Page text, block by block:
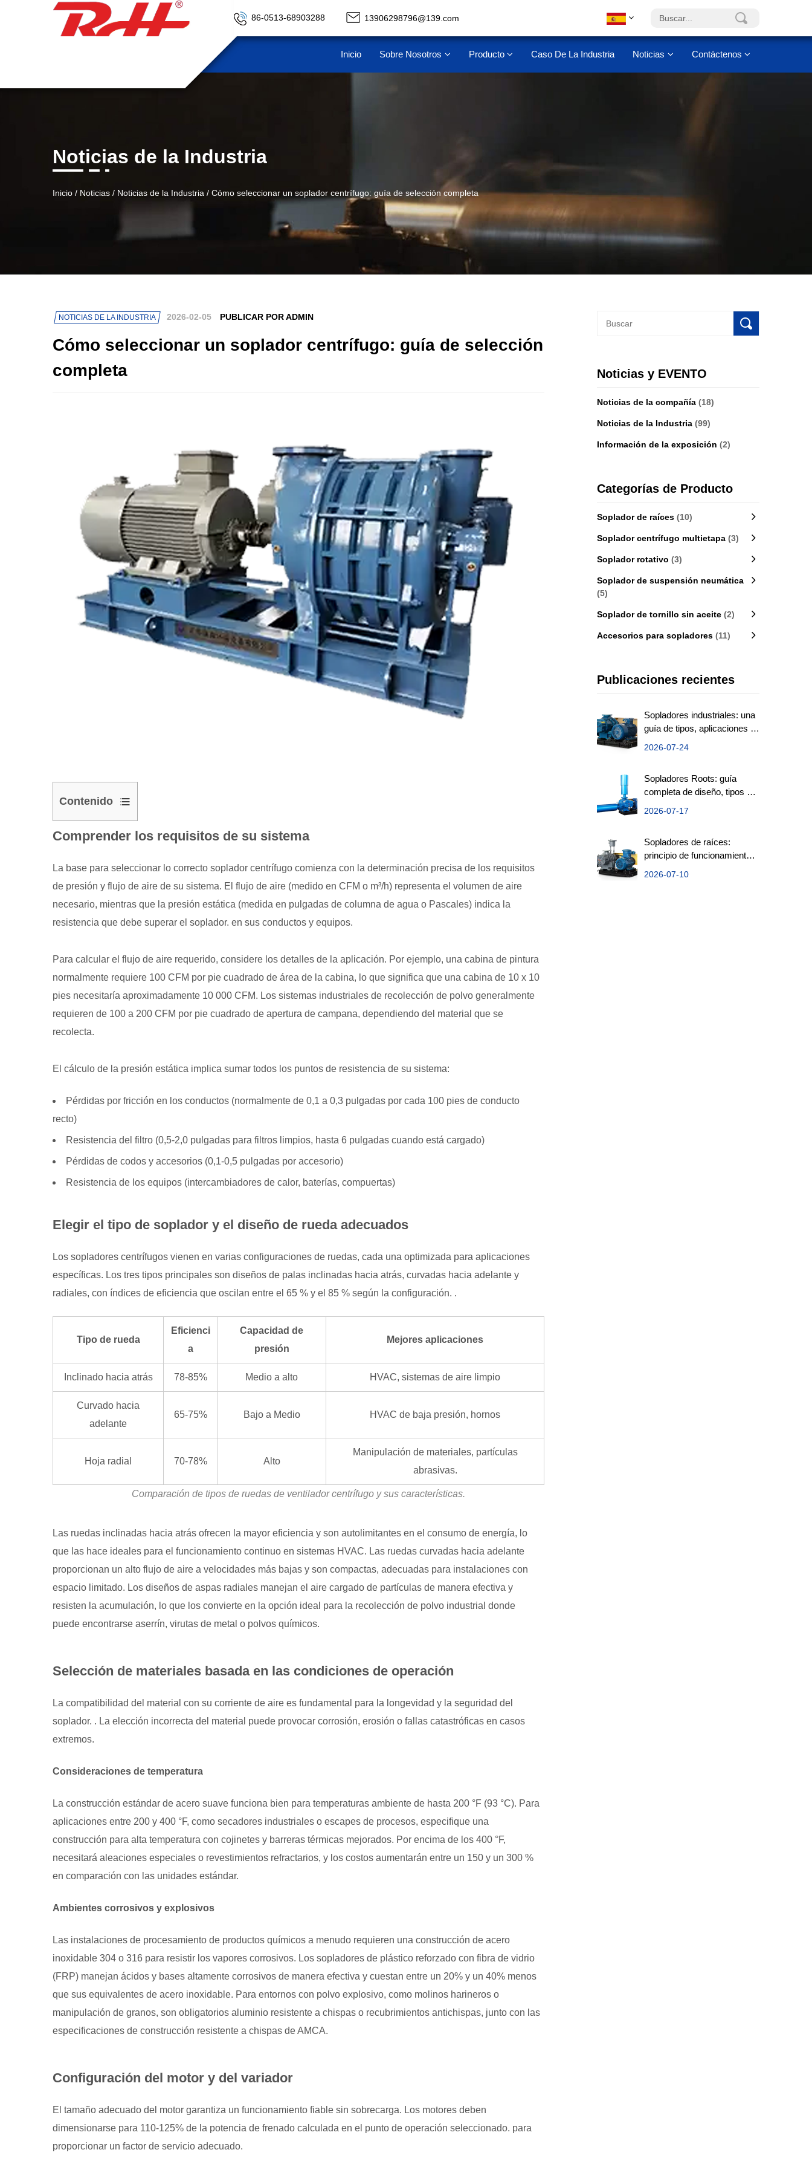
86-0513-68903288 13906298796@139.com
Inicio Sobre Nosotros Producto Caso De La Industria Noticias Contáctenos
Noticias de la Industria
Inicio / Noticias / Noticias de la Industria / Cómo seleccionar un soplador centrífugo: guía de selección completa
NOTICIAS DE LA INDUSTRIA 2026-02-05 PUBLICAR POR ADMIN
Cómo seleccionar un soplador centrífugo: guía de selección
completa
Contenido
1
Comprender
requisitos
de
su
sistema
Elegir
de
soplador
y
diseño
rueda
adecuados
de
materiales
las
de
operación
3.1
temperatura
3.2
Ambientes
corrosivos
explosivos
Configuración
5
Evaluación
de
curvas
de
puntos
6
Requisitos
de
y
de
ruido
7
Consideraciones
costos
Trabajar
con
fabricantes
y
representantes
Comprender los requisitos de su sistema
La base para seleccionar lo correcto soplador centrífugo comienza con la determinación precisa de los requisitos
de presión y flujo de aire de su sistema. El flujo de aire (medido en CFM o m³/h) representa el volumen de aire
necesario, mientras que la presión estática (medida en pulgadas de columna de agua o Pascales) indica la
resistencia que debe superar el soplador. en sus conductos y equipos.
Para calcular el flujo de aire requerido, considere los detalles de la aplicación. Por ejemplo, una cabina de pintura
normalmente requiere 100 CFM por pie cuadrado de área de la cabina, lo que significa que una cabina de 10 x 10
pies necesitaría aproximadamente 10 000 CFM. Los sistemas industriales de recolección de polvo generalmente
requieren de 100 a 200 CFM por pie cuadrado de apertura de campana, dependiendo del material que se
recolecta.
El cálculo de la presión estática implica sumar todos los puntos de resistencia de su sistema:
Pérdidas por fricción en los conductos (normalmente de 0,1 a 0,3 pulgadas por cada 100 pies de conducto
recto)
Resistencia del filtro (0,5-2,0 pulgadas para filtros limpios, hasta 6 pulgadas cuando está cargado)
Pérdidas de codos y accesorios (0,1-0,5 pulgadas por accesorio)
Resistencia de los equipos (intercambiadores de calor, baterías, compuertas)
Elegir el tipo de soplador y el diseño de rueda adecuados
Los sopladores centrífugos vienen en varias configuraciones de ruedas, cada una optimizada para aplicaciones
específicas. Los tres tipos principales son diseños de palas inclinadas hacia atrás, curvadas hacia adelante y
radiales, con índices de eficiencia que oscilan entre el 65 % y el 85 % según la configuración. .
Tipo de rueda
Eficienci
a
Capacidad de
presión
Mejores aplicaciones
Inclinado hacia atrás 78-85% Medio a alto HVAC, sistemas de aire limpio
Curvado hacia
adelante
65-75% Bajo a Medio HVAC de baja presión, hornos
Hoja radial 70-78% Alto
Manipulación de materiales, partículas
abrasivas.
Comparación de tipos de ruedas de ventilador centrífugo y sus características.
Las ruedas inclinadas hacia atrás ofrecen la mayor eficiencia y son autolimitantes en el consumo de energía, lo
que las hace ideales para el funcionamiento continuo en sistemas HVAC. Las ruedas curvadas hacia adelante
proporcionan un alto flujo de aire a velocidades más bajas y son compactas, adecuadas para instalaciones con
espacio limitado. Los diseños de aspas radiales manejan el aire cargado de partículas de manera efectiva y
resisten la acumulación, lo que los convierte en la opción ideal para la recolección de polvo industrial donde
puede encontrarse aserrín, virutas de metal o polvos químicos.
Selección de materiales basada en las condiciones de operación
La compatibilidad del material con su corriente de aire es fundamental para la longevidad y la seguridad del
soplador. . La elección incorrecta del material puede provocar corrosión, erosión o fallas catastróficas en casos
extremos.
Consideraciones de temperatura
La construcción estándar de acero suave funciona bien para temperaturas ambiente de hasta 200 °F (93 °C). Para
aplicaciones entre 200 y 400 °F, como secadores industriales o escapes de procesos, especifique una
construcción para alta temperatura con cojinetes y barreras térmicas mejorados. Por encima de los 400 °F,
necesitará aleaciones especiales o revestimientos refractarios, y los costos aumentarán entre un 150 y un 300 %
en comparación con las unidades estándar.
Ambientes corrosivos y explosivos
Las instalaciones de procesamiento de productos químicos a menudo requieren una construcción de acero
inoxidable 304 o 316 para resistir los vapores corrosivos. Los sopladores de plástico reforzado con fibra de vidrio
(FRP) manejan ácidos y bases altamente corrosivos de manera efectiva y cuestan entre un 20% y un 40% menos
que sus equivalentes de acero inoxidable. Para entornos con polvo explosivo, como molinos harineros o
manipulación de granos, son obligatorios aluminio resistente a chispas o recubrimientos antichispas, junto con las
especificaciones de construcción resistente a chispas de AMCA.
Configuración del motor y del variador
El tamaño adecuado del motor garantiza un funcionamiento fiable sin sobrecarga. Los motores deben
dimensionarse para 110-125% de la potencia de frenado calculada en el punto de operación seleccionado. para
proporcionar un factor de servicio adecuado.
Noticias y EVENTO
Noticias de la compañía (18)
Noticias de la Industria (99)
Información de la exposición (2)
Categorías de Producto
Soplador de raíces (10)
Soplador centrífugo multietapa (3)
Soplador rotativo (3)
Soplador de suspensión neumática
(5)
Soplador de tornillo sin aceite (2)
Accesorios para sopladores (11)
Publicaciones recientes
Sopladores industriales: una
guía de tipos, aplicaciones y
2026-07-24
Sopladores Roots: guía
completa de diseño, tipos y
2026-07-17
Sopladores de raíces:
principio de funcionamiento,
2026-07-10